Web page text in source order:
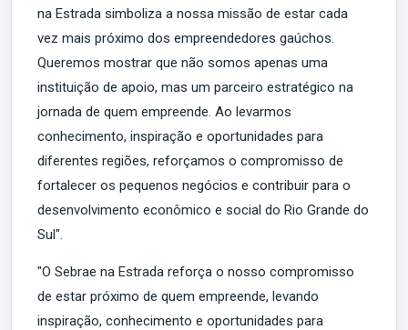
na Estrada simboliza a nossa missão de estar cada
vez mais próximo dos empreendedores gaúchos.
Queremos mostrar que não somos apenas uma
instituição de apoio, mas um parceiro estratégico na
jornada de quem empreende. Ao levarmos
conhecimento, inspiração e oportunidades para
diferentes regiões, reforçamos o compromisso de
fortalecer os pequenos negócios e contribuir para o
desenvolvimento econômico e social do Rio Grande do
Sul".
"O Sebrae na Estrada reforça o nosso compromisso
de estar próximo de quem empreende, levando
inspiração, conhecimento e oportunidades para